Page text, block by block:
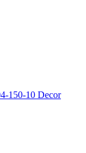
150-10 Decor